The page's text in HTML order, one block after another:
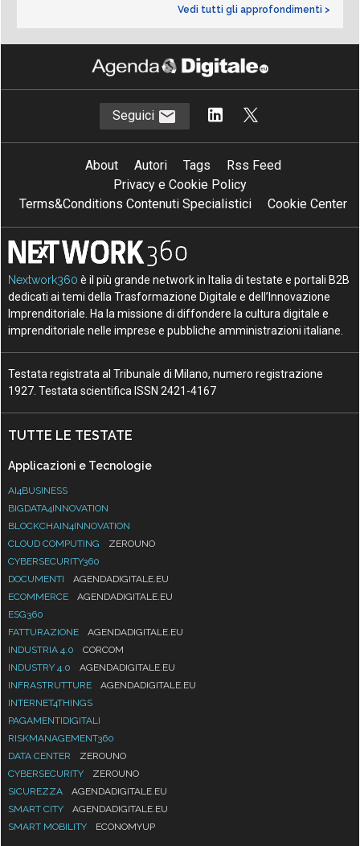
Vedi tutti gli approfondimenti >
Seguici
About Autori Tags
Rss Feed
Privacy e Cookie Policy
Terms&Conditions Contenuti Specialistici
Cookie Center
Nextwork360 è il più grande network in Italia di testate e portali B2B
dedicati ai temi della Trasformazione Digitale e dell’Innovazione
Imprenditoriale. Ha la missione di diffondere la cultura digitale e
imprenditoriale nelle imprese e pubbliche amministrazioni italiane.
Testata registrata al Tribunale di Milano, numero registrazione
1927. Testata scientifica ISSN 2421-4167
TUTTE LE TESTATE
Applicazioni e Tecnologie
AI4BUSINESS
BIGDATA4INNOVATION
BLOCKCHAIN4INNOVATION
CLOUD COMPUTING
ZEROUNO
CYBERSECURITY360
DOCUMENTI
AGENDADIGITALE.EU
ECOMMERCE
AGENDADIGITALE.EU
ESG360
FATTURAZIONE
AGENDADIGITALE.EU
INDUSTRIA 4.0
CORCOM
INDUSTRY 4.0
AGENDADIGITALE.EU
INFRASTRUTTURE
AGENDADIGITALE.EU
INTERNET4THINGS
PAGAMENTIDIGITALI
RISKMANAGEMENT360
DATA CENTER
ZEROUNO
CYBERSECURITY
ZEROUNO
SICUREZZA
AGENDADIGITALE.EU
SMART CITY
AGENDADIGITALE.EU
SMART MOBILITY
ECONOMYUP